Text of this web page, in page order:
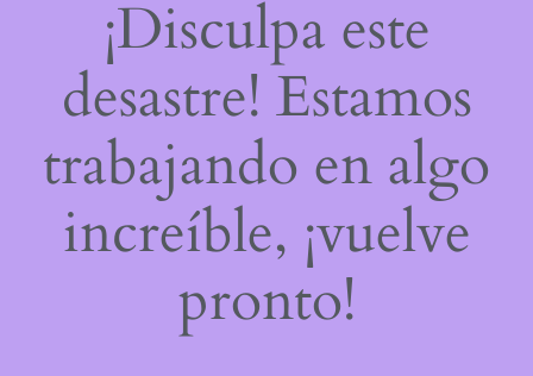
¡Disculpa este
desastre! Estamos
trabajando en algo
increíble, ¡vuelve
pronto!